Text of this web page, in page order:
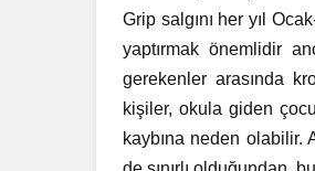
Grip salgını her yıl
yaptırmak önemlidir
gerekenler arasında
kişiler, okula giden
kaybına neden olabilir.